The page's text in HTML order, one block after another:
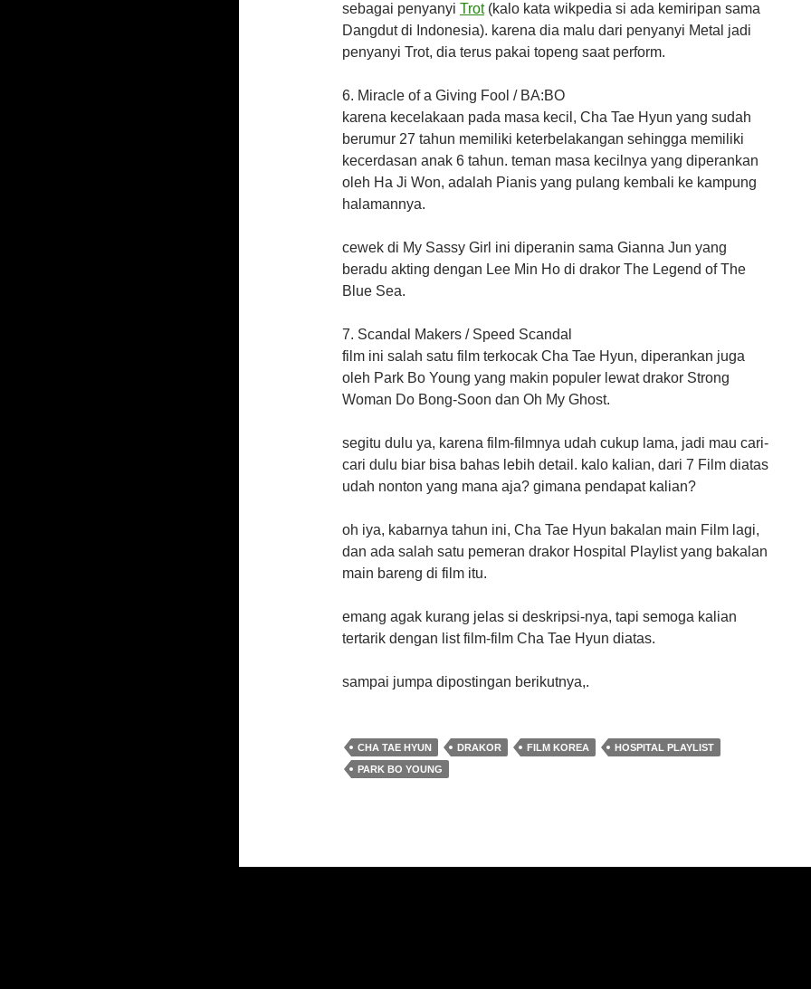
sebagai penyanyi Trot(kalo kata wikpedia si ada kemiripan sama
Dangdut di Indonesia). karena dia malu dari penyanyi Metal jadi
penyanyi Trot, dia terus pakai topeng saat perform.
6. Miracle of a Giving Fool / BA:BO
karena kecelakaan pada masa kecil, Cha Tae Hyun yang sudah
berumur 27 tahun memiliki keterbelakangan sehingga memiliki
kecerdasan anak 6 tahun. teman masa kecilnya yang diperankan
oleh Ha Ji Won, adalah Pianis yang pulang kembali ke kampung
halamannya.
cewek di My Sassy Girl ini diperanin sama Gianna Jun yang
beradu akting dengan Lee Min Ho di drakor The Legend of The
Blue Sea.
7. Scandal Makers / Speed Scandal
film ini salah satu film terkocak Cha Tae Hyun, diperankan juga
oleh Park Bo Young yang makin populer lewat drakor Strong
Woman Do Bong-Soon dan Oh My Ghost.
segitu dulu ya, karena film-filmnya udah cukup lama, jadi mau cari-
cari dulu biar bisa bahas lebih detail. kalo kalian, dari 7 Film diatas
udah nonton yang mana aja? gimana pendapat kalian?
oh iya, kabarnya tahun ini, Cha Tae Hyun bakalan main Film lagi,
dan ada salah satu pemeran drakor Hospital Playlist yang bakalan
main bareng di film itu.
emang agak kurang jelas si deskripsi-nya, tapi semoga kalian
tertarik dengan list film-film Cha Tae Hyun diatas.
sampai jumpa dipostingan berikutnya,.
CHA TAE HYUN DRAKOR FILM KOREA
HOSPITAL PLAYLIST
PARK BO YOUNG